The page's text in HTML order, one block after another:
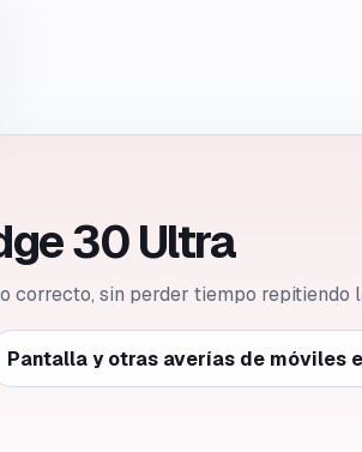
30 Ultra
correcto, sin perder tiempo repitiendo
Pantalla y otras averías de móviles